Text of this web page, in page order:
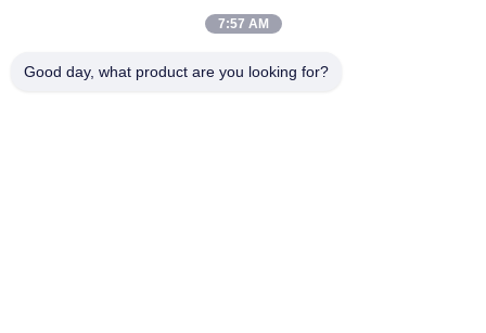
La barre de Rod Polished Round Welding Brazing de carbure de
7:57 AM
Good day, what product are you looking for?